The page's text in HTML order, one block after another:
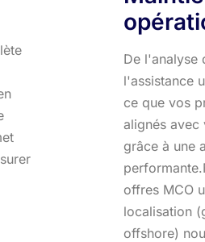
De l'analyse
l'assistance
ce que vos
alignés avec
grâce à une
performante.​
offres MCO
localisation
offshore)